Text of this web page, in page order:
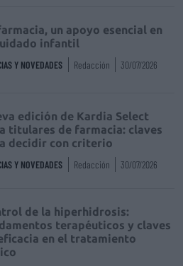
un apoyo esencial en
infantil
Y NOVEDADES Redacción 30/07/2026
edición de Kardia Select
titulares de farmacia: claves
decidir con criterio
Y NOVEDADES Redacción 30/07/2026
de la hiperhidrosis:
terapéuticos y claves
en el tratamiento